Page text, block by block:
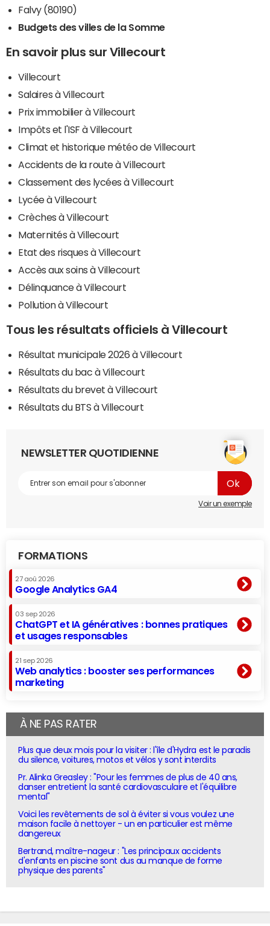
Falvy (80190)
Budgets des villes de la Somme
En savoir plus sur Villecourt
Villecourt
Salaires à Villecourt
Prix immobilier à Villecourt
Impôts et l'ISF à Villecourt
Climat et historique météo de Villecourt
Accidents de la route à Villecourt
Classement des lycées à Villecourt
Lycée à Villecourt
Crèches à Villecourt
Maternités à Villecourt
Etat des risques à Villecourt
Accès aux soins à Villecourt
Délinquance à Villecourt
Pollution à Villecourt
Tous les résultats officiels à Villecourt
Résultat municipale 2026 à Villecourt
Résultats du bac à Villecourt
Résultats du brevet à Villecourt
Résultats du BTS à Villecourt
NEWSLETTER QUOTIDIENNE
Voir un exemple
FORMATIONS
27 aoû 2026
Google Analytics GA4
03 sep 2026
ChatGPT et IA génératives : bonnes pratiques
et usages responsables
21 sep 2026
Web analytics : booster ses performances
marketing
À NE PAS RATER
Plus que deux mois pour la visiter : l'île d'Hydra est le paradis
du silence, voitures, motos et vélos y sont interdits
Pr. Alinka Greasley : "Pour les femmes de plus de 40 ans,
danser entretient la santé cardiovasculaire et l'équilibre
mental"
Voici les revêtements de sol à éviter si vous voulez une
maison facile à nettoyer - un en particulier est même
dangereux
Bertrand, maître-nageur : "Les principaux accidents
d'enfants en piscine sont dus au manque de forme
physique des parents"